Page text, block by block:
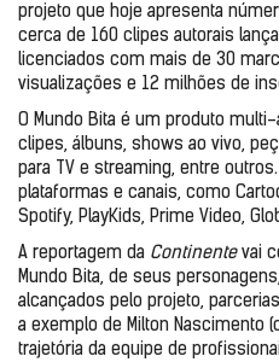
projeto que hoje apresenta
cerca de 160 clipes autorais
licenciados com mais de 30
visualizações e 12 milhões de
O Mundo Bita é um produto
clipes, álbuns, shows ao vivo,
para TV e streaming, entre
plataformas e canais, como
Spotify, PlayKids, Prime Video,
A reportagem da Continente vai
Mundo Bita, de seus
alcançados pelo projeto,
a exemplo de Milton Nascimento
trajetória da equipe de